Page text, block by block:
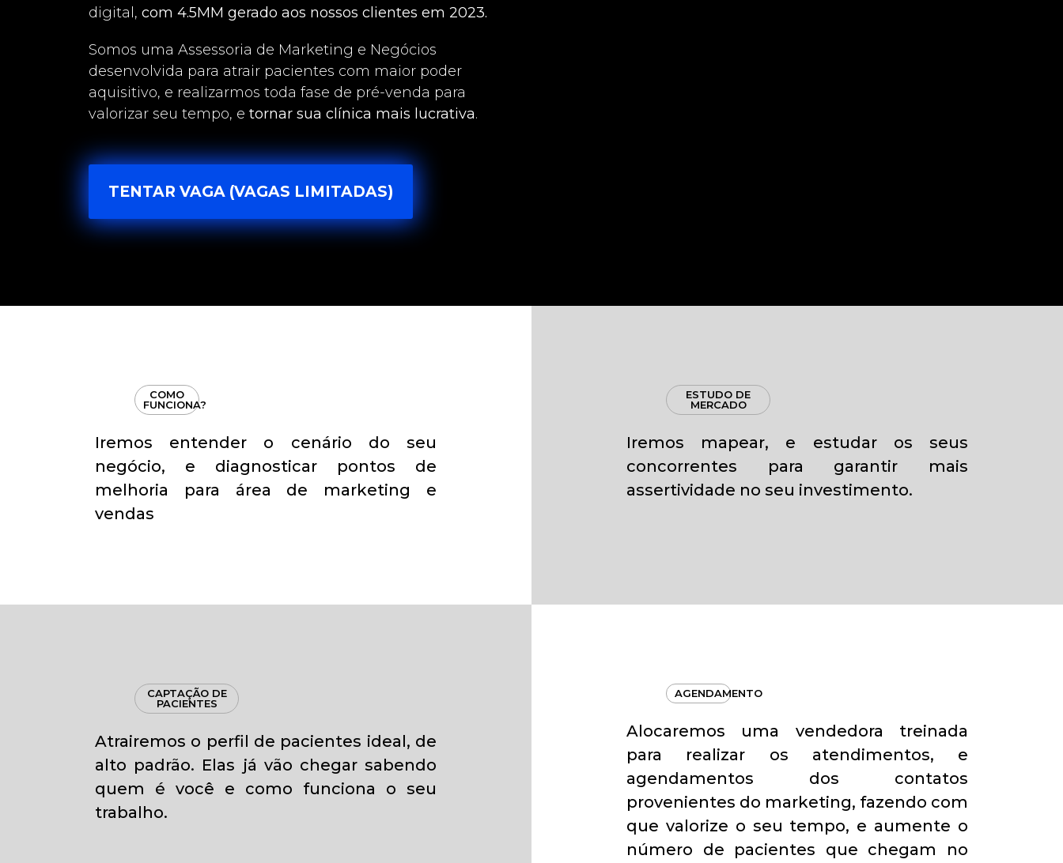
digital, com 4.5MM gerado aos nossos clientes em 2023.
Somos uma Assessoria de Marketing e Negócios
desenvolvida para atrair pacientes com maior poder
aquisitivo, e realizarmos toda fase de pré-venda para
valorizar seu tempo, e tornar sua clínica mais lucrativa.
TENTAR VAGA (VAGAS LIMITADAS)
COMO
FUNCIONA?
Iremos entender o cenário do seu
negócio, e diagnosticar pontos de
melhoria para área de marketing e
vendas
ESTUDO DE
MERCADO
Iremos mapear, e estudar os seus
concorrentes para garantir mais
assertividade no seu investimento.
CAPTAÇÃO DE
PACIENTES
Atrairemos o perfil de pacientes ideal, de
alto padrão. Elas já vão chegar sabendo
quem é você e como funciona o seu
trabalho.
AGENDAMENTO
Alocaremos uma vendedora treinada
para realizar os atendimentos, e
agendamentos dos contatos
provenientes do marketing, fazendo com
que valorize o seu tempo, e aumente o
número de pacientes que chegam no